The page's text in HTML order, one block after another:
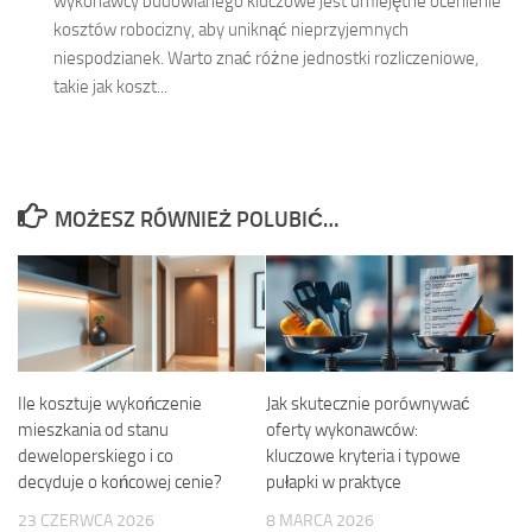
kosztów robocizny, aby uniknąć nieprzyjemnych
niespodzianek. Warto znać różne jednostki rozliczeniowe,
takie jak koszt...
MOŻESZ RÓWNIEŻ POLUBIĆ…
Ile kosztuje wykończenie
mieszkania od stanu
deweloperskiego i co
decyduje o końcowej cenie?
23 CZERWCA 2026
Jak skutecznie porównywać
oferty wykonawców:
kluczowe kryteria i typowe
pułapki w praktyce
8 MARCA 2026